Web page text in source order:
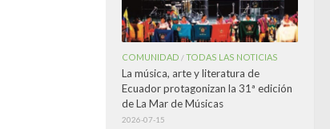
COMUNIDAD /TODAS LAS NOTICIAS
La música, arte y literatura de
Ecuador protagonizan la 31ª edición
de La Mar de Músicas
2026-07-15